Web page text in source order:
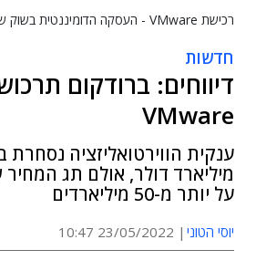
רכישת VMware - העסקה הדומיננטית בשוק שביצעה ברודקום.
חדשות
דיווחים: ברודקום
VMware
מיליארד דולר, אולם תג
על יותר מ-50 מיליארדים
יוסי הטוני 23/05/2022 10:47